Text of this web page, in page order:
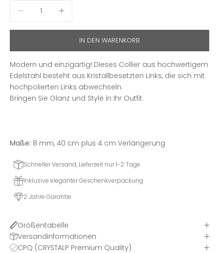
IN DEN WARENKORB
Modern und einzigartig! Dieses Collier aus hochwertigem
Edelstahl besteht aus Kristallbesetzten Links, die sich mit
hochpolierten Links abwechseln.
Bringen Sie Glanz und Style in Ihr Outfit.
Maße: 8 mm, 40 cm plus 4 cm Verlängerung
Schneller Versand, Lieferzeit nur 1-2 Tage
Inklusive eleganter Geschenkverpackung
2 Jahre Garantie
Größentabelle
Versandinformationen
CPQ (CRYSTALP Premium Quality)